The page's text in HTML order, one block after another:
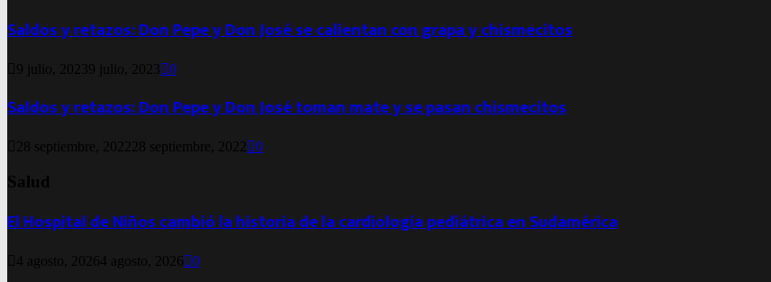
Saldos y retazos: Don Pepe y Don José se calientan con grapa y chismecitos
9 julio, 20239 julio, 2023 0
Saldos y retazos: Don Pepe y Don José toman mate y se pasan chismecitos
28 septiembre, 2022 28 septiembre, 2022 0
Salud
El Hospital de Niños cambió la historia de la cardiología pediátrica en Sudamérica
4 agosto, 20264 agosto, 2026 0